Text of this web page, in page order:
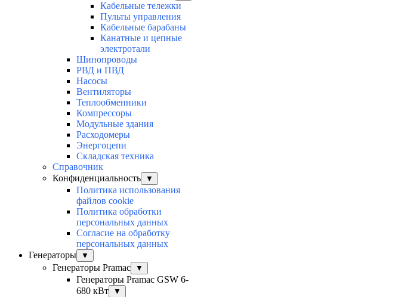
Кабельные тележки
Пульты управления
Кабельные барабаны
Канатные и цепные
электротали
Шинопроводы
РВД и ПВД
Насосы
Вентиляторы
Теплообменники
Компрессоры
Модульные здания
Расходомеры
Энергоцепи
Складская техника
Справочник
Конфиденциальность
▼
Политика использования
файлов cookie
Политика обработки
персональных данных
Согласие на обработку
персональных данных
Генераторы
▼
Генераторы Pramac ▼
Генераторы Pramac GSW 6-
680 кВт
▼